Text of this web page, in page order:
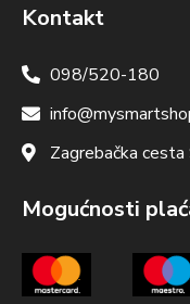
Kontakt
098/520-180
Zagrebačka
Mogućnosti